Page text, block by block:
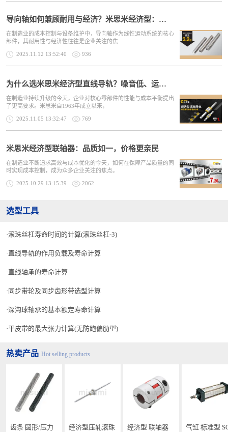
导向轴如何兼顾耐用与经济？米思米经济型：高耐磨耐蚀，支持追加工
在制造业的成本控制与设备维护中，导向轴作为线性运动系统的核心
部件，其耐用性与经济性往往是企业关注的焦
2025.11.12 13:52:40 936
为什么选米思米经济型直线导轨？噪音低、运行稳、负载强
在制造业持续升级的今天，企业对核心零部件的性能与成本平衡提出
了更高要求。米思米自1963年成立以来，
2025.11.05 13:32:47 769
米思米经济型联轴器：品质如一，价格更亲民
在制造业不断追求高效与成本优化的今天，如何在保障产品质量的同
时实现成本控制，成为众多企业关注的焦点。
2025.10.29 13:15:39 2062
选型工具
滚珠丝杠寿命时间的计算(滚珠丝杠-3)
直线导轨的作用负载及寿命计算
直线轴承的寿命计算
同步带轮及同步齿形带选型计算
深沟球轴承的基本额定寿命计算
平皮带的最大张力计算(无防跑偏肋型)
热卖产品 Hot selling products
齿条 圆形/压力
经济型压轧滚珠
经济型 联轴器
气缸 标准型